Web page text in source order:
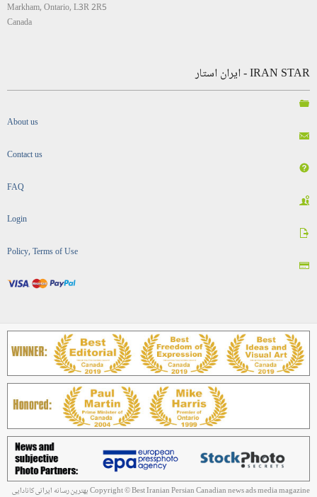
Markham, Ontario, L3R 2R5
Canada
IRAN STAR - ایران استار
About us
Contact us
FAQ
Login
Policy, Terms of Use
Copyright © Best Iranian Persian Canadian news ads media magazine بهترین رسانه ایرانی کانادایی